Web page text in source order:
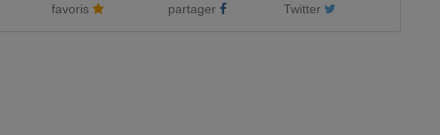
favoris partager Twitter